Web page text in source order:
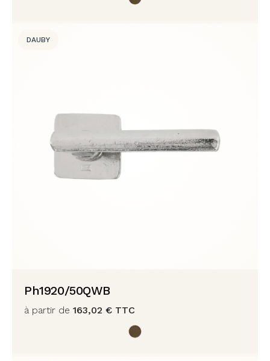
DAUBY
Ph1920/50QWB
à partir de 163,02 € TTC